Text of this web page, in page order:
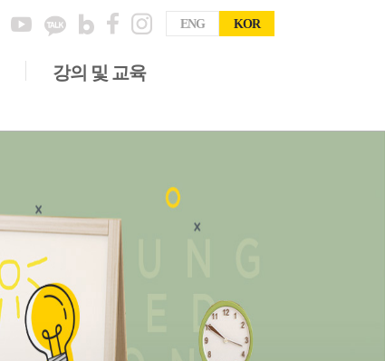
ENG KOR
강의 및 교육